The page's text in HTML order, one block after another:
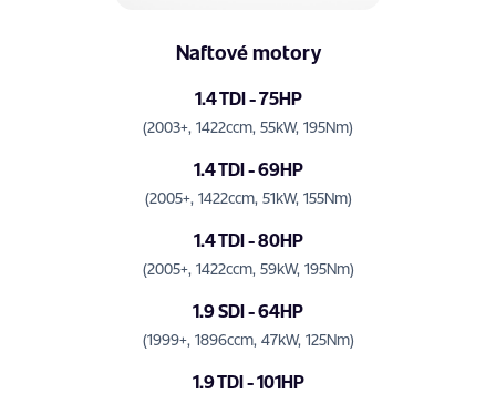
Naftové motory
1.4 TDI - 75HP
(2003+, 1422ccm, 55kW, 195Nm)
1.4 TDI - 69HP
(2005+, 1422ccm, 51kW, 155Nm)
1.4 TDI - 80HP
(2005+, 1422ccm, 59kW, 195Nm)
1.9 SDI - 64HP
(1999+, 1896ccm, 47kW, 125Nm)
1.9 TDI - 101HP